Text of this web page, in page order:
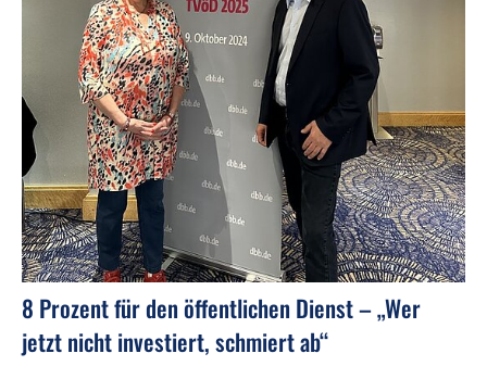
8 Prozent für den öffentlichen Dienst – „Wer
jetzt nicht investiert, schmiert ab“